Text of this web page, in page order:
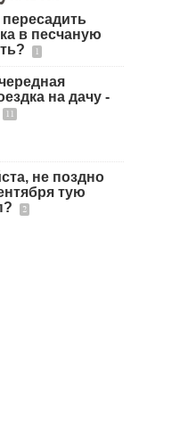
в песчаную
1
на дачу -
11
не поздно
тую
2